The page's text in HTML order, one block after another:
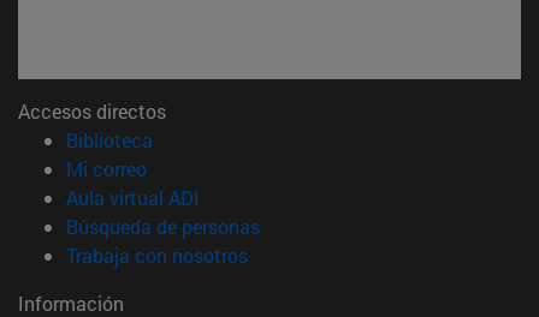
Accesos directos
Biblioteca
Mi correo(abre en nueva ventana)
Aula virtual ADI
Búsqueda de personas(abre en nueva ventana)
Trabaja con nosotros(abre en nueva ventana)
Información